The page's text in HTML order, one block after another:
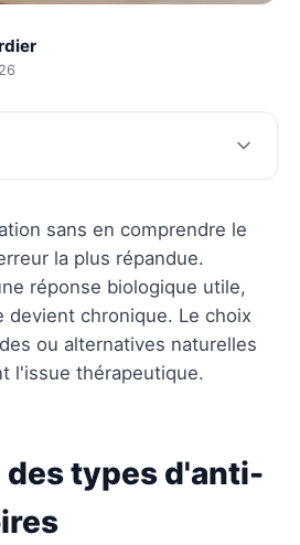
d'anti-inflammatoires
le bon traitement
sans en comprendre le
la plus répandue.
réponse biologique utile,
devient chronique. Le choix
ou alternatives naturelles
l'issue thérapeutique.
des types d'anti-